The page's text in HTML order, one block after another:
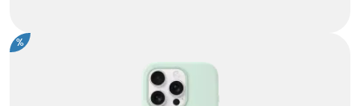
%